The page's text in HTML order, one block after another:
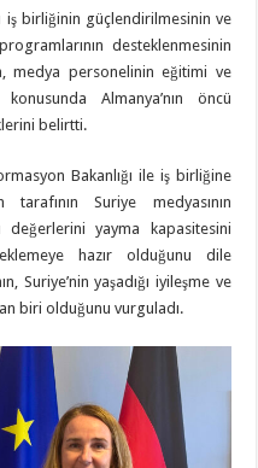
iş birliğinin güçlendirilmesinin ve
desteklenmesinin
medya personelinin eğitimi ve
Almanya’nın öncü
belirtti.
Bakanlığı ile iş birliğine
Suriye medyasının
yayma kapasitesini
hazır olduğunu dile
Suriye’nin yaşadığı iyileşme ve
biri olduğunu vurguladı.